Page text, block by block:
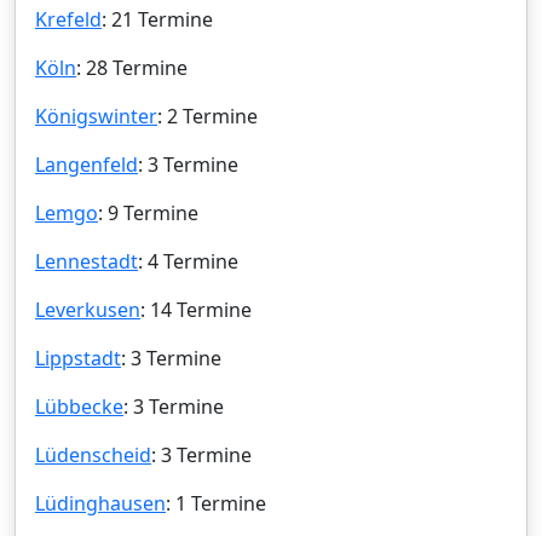
Krefeld: 21 Termine
Köln: 28 Termine
Königswinter: 2 Termine
Langenfeld: 3 Termine
Lemgo: 9 Termine
Lennestadt: 4 Termine
Leverkusen: 14 Termine
Lippstadt: 3 Termine
Lübbecke: 3 Termine
Lüdenscheid: 3 Termine
Lüdinghausen: 1 Termine